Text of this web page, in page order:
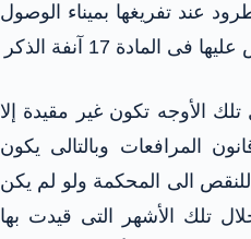
عند تفريغها بميناء الوصول
17 آنفة الذكر
الأوجه تكون غير مقيدة إلا
المرافعات وبالتالى يكون
للنقص الى المحكمة ولو لم يكن
تلك الأشهر التى قيدت بها